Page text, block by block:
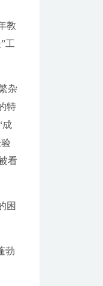
教
工
杂
特
成
看
困
勃